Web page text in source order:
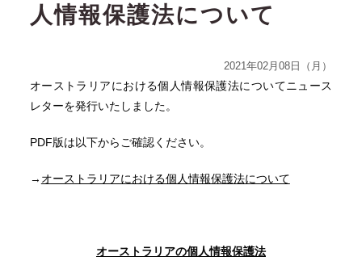
人情報保護法について
2021年02月08日（月）
オーストラリアにおける個人情報保護法についてニュース
レターを発行いたしました。
PDF版は以下からご確認ください。
→ オーストラリアにおける個人情報保護法について
オーストラリアの個人情報保護法